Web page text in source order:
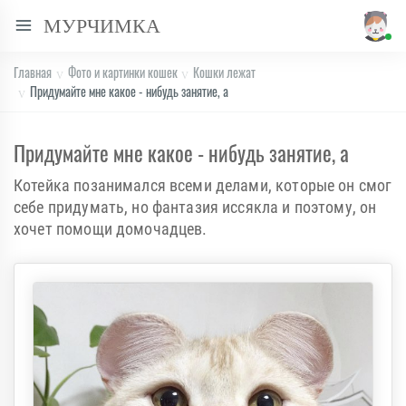
МУРЧИМКА
Главная Фото и картинки кошек
Кошки лежат
Придумайте мне какое - нибудь занятие, а
Придумайте мне какое - нибудь занятие, а
Котейка позанимался всеми делами, которые он смог
себе придумать, но фантазия иссякла и поэтому, он
хочет помощи домочадцев.